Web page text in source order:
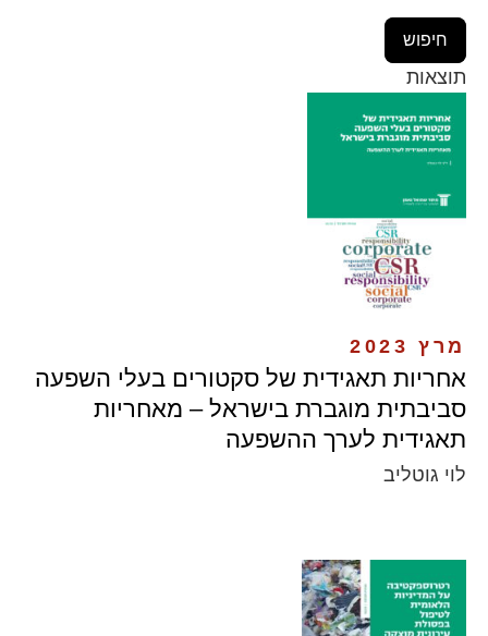
תוצאות
מרץ 2023
אחריות תאגידית של סקטורים בעלי השפעה
סביבתית מוגברת בישראל – מאחריות
תאגידית לערך ההשפעה
לוי גוטליב